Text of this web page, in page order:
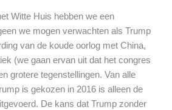
Witte Huis hebben we een
we mogen verwachten als Trump
van de koude oorlog met China,
(we gaan ervan uit dat het congres
grotere tegenstellingen. Van alle
is gekozen in 2016 is alleen de
De kans dat Trump zonder